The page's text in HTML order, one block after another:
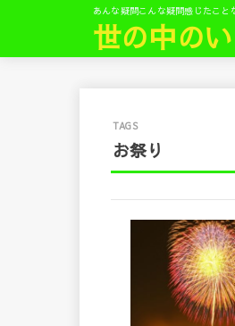
あんな疑問こんな疑問感じたこと
世の中の
お祭り